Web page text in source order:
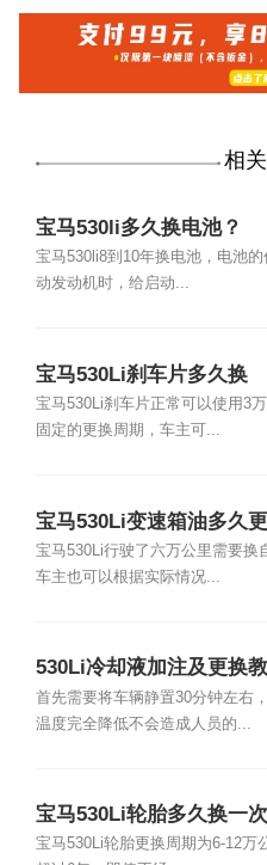
相
宝马530li多久换电池？
宝马530li8到10年换电池，电池
动发动机时，给启动...
宝马530Li刹车片多久换
宝马530Li刹车片正常可以使用3
固定的更换周期，车主可...
宝马530Li变速箱油多久
宝马530Li行驶了六万公里需要换
车主也可以根据实际情况...
530Li冷却液加注及更换
首先需要将车辆静置30分钟左右
温度完全降低不会造成人员的...
宝马530Li轮胎多久换一次
宝马530Li轮胎更换周期为6-12万